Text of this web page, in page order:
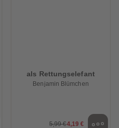
als Rettungselefant
Benjamin Blümchen
5,99 €4,19 €